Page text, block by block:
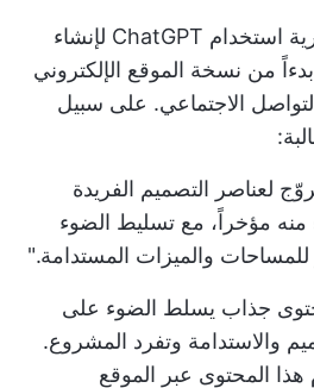
يمكن للشركات المعمارية استخدام ChatGPT لإنشاء
من نسخة الموقع الإلكتروني
الاجتماعي. على سبيل
لعناصر التصميم الفريدة
منه مؤخراً، مع تسليط الضوء
والميزات المستدامة."
جذاب يسلط الضوء على
والاستدامة وتفرد المشروع.
المحتوى عبر الموقع